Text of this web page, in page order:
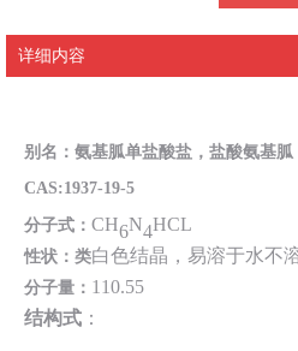
详细内容
别名：氨基胍单盐酸盐，盐酸氨基
CAS:1937-19-5
分子式： CH6N4HCL
性状： 类白色结晶，易溶于水不
分子量： 110.55
结构式 ：